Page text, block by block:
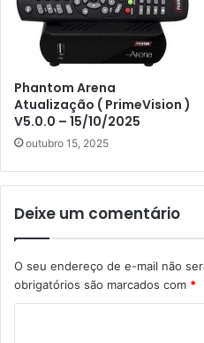
Phantom Arena
Atualização ( PrimeVision )
V5.0.0 – 15/10/2025
outubro 15, 2025
Deixe um comentário
O seu endereço de e-mail não
obrigatórios são marcados com *